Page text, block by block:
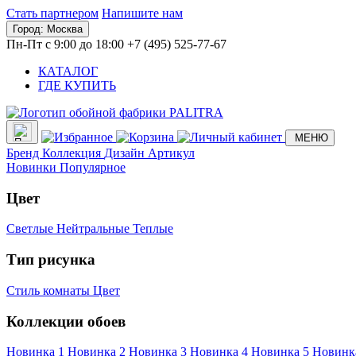
Стать партнером Напишите нам
Город: Москва
Пн-Пт с 9:00 до 18:00 +7 (495) 525-77-67
КАТАЛОГ
ГДЕ КУПИТЬ
МЕНЮ
Бренд Коллекция Дизайн Артикул
Новинки Популярное
Цвет
Светлые Нейтральные Теплые
Тип рисунка
Стиль комнаты Цвет
Коллекции обоев
Новинка 1 Новинка 2 Новинка 3 Новинка 4 Новинка 5